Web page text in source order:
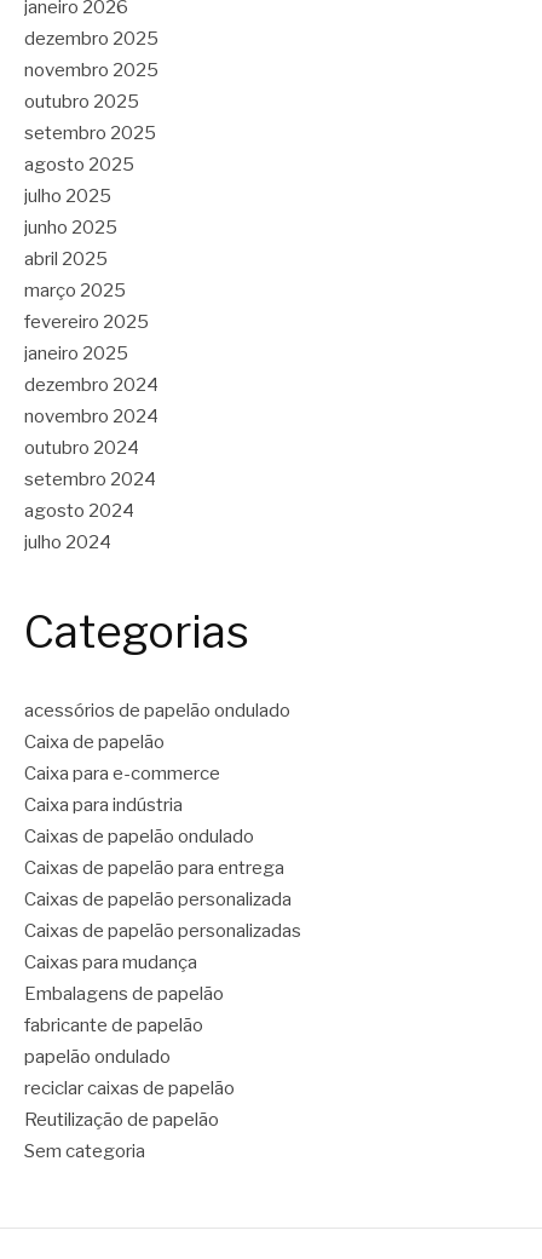
janeiro 2026
dezembro 2025
novembro 2025
outubro 2025
setembro 2025
agosto 2025
julho 2025
junho 2025
abril 2025
março 2025
fevereiro 2025
janeiro 2025
dezembro 2024
novembro 2024
outubro 2024
setembro 2024
agosto 2024
julho 2024
Categorias
acessórios de papelão ondulado
Caixa de papelão
Caixa para e-commerce
Caixa para indústria
Caixas de papelão ondulado
Caixas de papelão para entrega
Caixas de papelão personalizada
Caixas de papelão personalizadas
Caixas para mudança
Embalagens de papelão
fabricante de papelão
papelão ondulado
reciclar caixas de papelão
Reutilização de papelão
Sem categoria